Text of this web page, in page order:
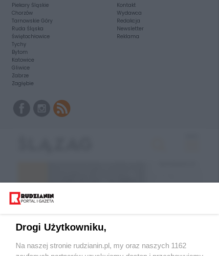
Piekary Śląskie
Chorzów
Tarnowskie Góry
Ruda Śląska
Świętochłowice
Tychy
Bytom
Katowice
Gliwice
Zabrze
Zagłębie
Kontakt
Wydawca
Redakcja
Newsletter
Reklama
Drogi Użytkowniku,
Na naszej stronie rudzianin.pl, my oraz naszych 1162